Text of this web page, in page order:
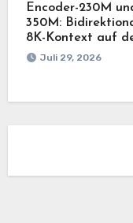
Encoder-230M
350M:
8K-Kontext auf
Juli 29, 2026